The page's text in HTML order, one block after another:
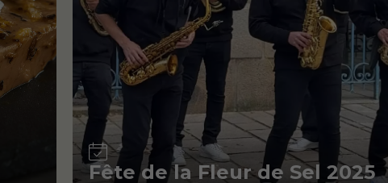
Évènement
Fête de la Fleur de Sel 2025